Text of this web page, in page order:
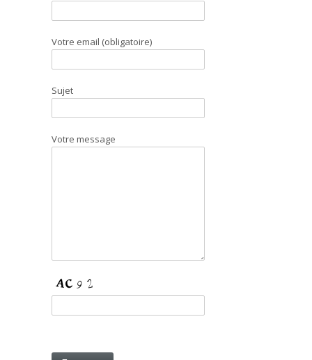
Votre email (obligatoire)
Sujet
Votre message